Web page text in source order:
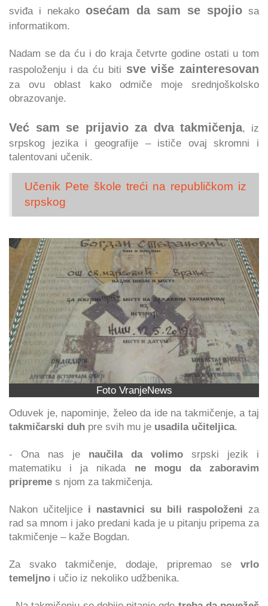
sviđa i nekako osećam da sam se spojio sa
informatikom.
Nadam se da ću i do kraja četvrte godine ostati u tom
raspoloženju i da ću biti sve više zainteresovan
za ovu oblast kako odmiče moje srednjoškolsko
obrazovanje.
Već sam se prijavio za dva takmičenja, iz
srpskog jezika i geografije – ističe ovaj skromni i
talentovani učenik.
Učenik Pete škole treći na republičkom iz
srpskog
Foto VranjeNews
Oduvek je, napominje, želeo da ide na takmičenje, a taj
takmičarski duh pre svih mu je usadila učiteljica.
- Ona nas je naučila da volimo srpski jezik i
matematiku i ja nikada ne mogu da zaboravim
pripreme s njom za takmičenja.
Nakon učiteljice i nastavnici su bili raspoloženi za
rad sa mnom i jako predani kada je u pitanju pripema za
takmičenje – kaže Bogdan.
Za svako takmičenje, dodaje, pripremao se vrlo
temeljno i učio iz nekoliko udžbenika.